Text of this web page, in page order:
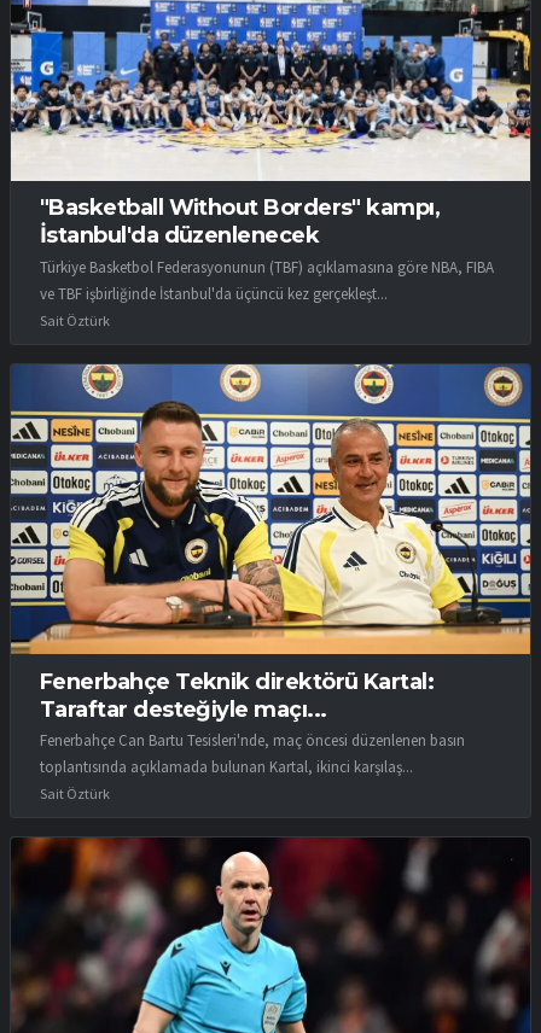
"Basketball Without Borders" kampı,
İstanbul'da düzenlenecek
Türkiye Basketbol Federasyonunun (TBF) açıklamasına göre NBA, FIBA
ve TBF işbirliğinde İstanbul'da üçüncü kez gerçekleşt...
Sait Öztürk
Fenerbahçe Teknik direktörü Kartal:
Taraftar desteğiyle maçı...
Fenerbahçe Can Bartu Tesisleri'nde, maç öncesi düzenlenen basın
toplantısında açıklamada bulunan Kartal, ikinci karşılaş...
Sait Öztürk